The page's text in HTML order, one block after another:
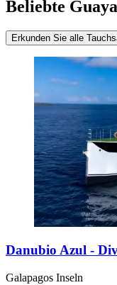
Beliebte
Erkunden Sie alle
Danubio Azul -
Galapagos Inseln